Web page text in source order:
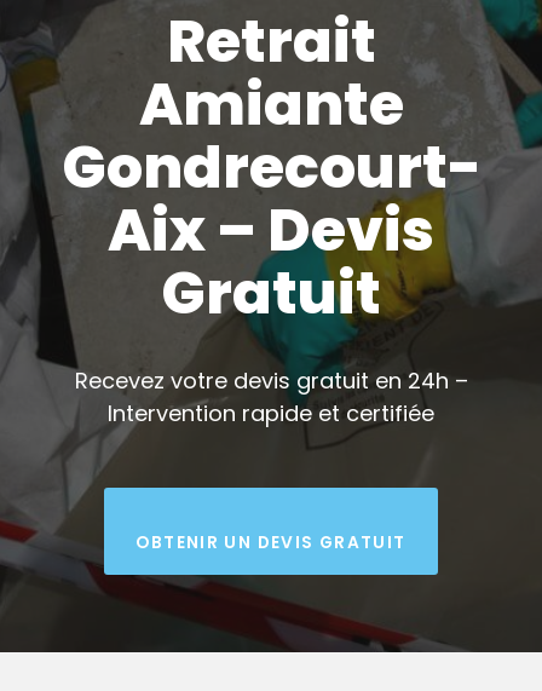
Retrait
Amiante
Gondrecourt-
Aix – Devis
Gratuit
Recevez votre devis gratuit en 24h –
Intervention rapide et certifiée
OBTENIR UN DEVIS GRATUIT